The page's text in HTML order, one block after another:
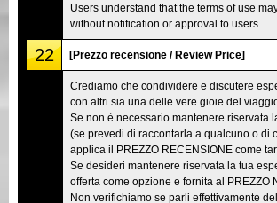
Users understand that the terms of use
without notification or approval to users.
22 [Prezzo recensione / Review Price]
Crediamo che condividere e discutere
con altri sia una delle vere gioie del
Se non è necessario mantenere riservata
(se prevedi di raccontarla a qualcuno o di
applica il PREZZO RECENSIONE come
Se desideri mantenere riservata la tua
offerta come opzione e fornita al PREZZO
Non verifichiamo se parli effettivamente